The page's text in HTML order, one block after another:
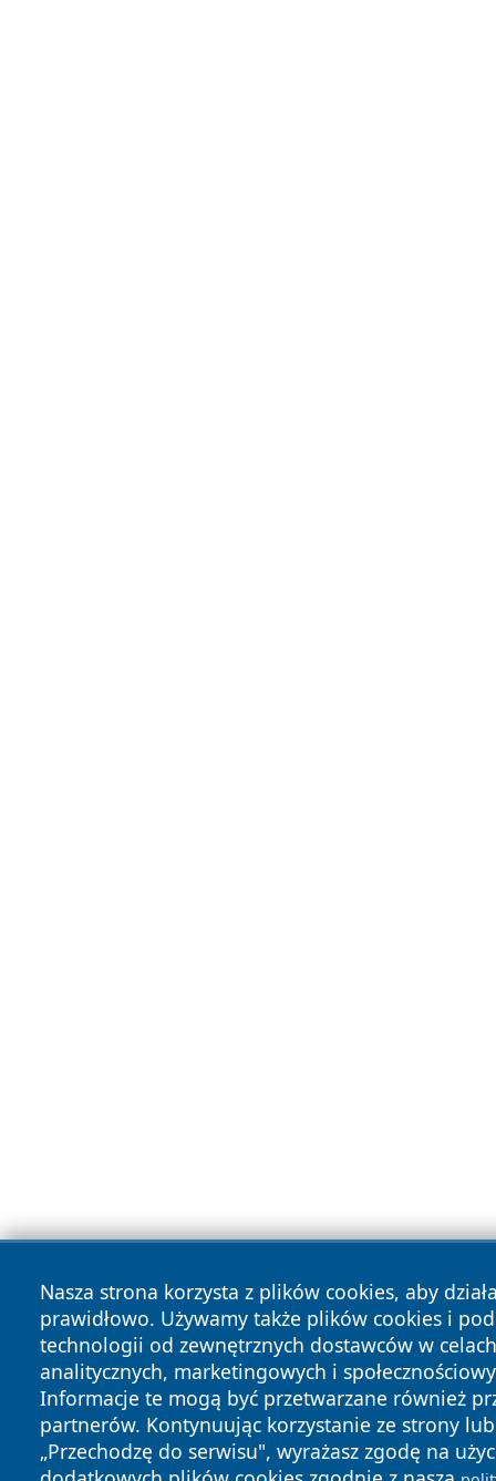
Nasza strona korzysta z plików cookies, aby
prawidłowo. Używamy także plików cookies i
technologii od zewnętrznych dostawców w celach
analitycznych, marketingowych i
Informacje te mogą być przetwarzane również
partnerów. Kontynuując korzystanie ze strony
„Przechodzę do serwisu", wyrażasz zgodę na